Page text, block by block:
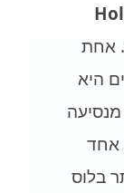
אחת
היא
אחד
בלוס